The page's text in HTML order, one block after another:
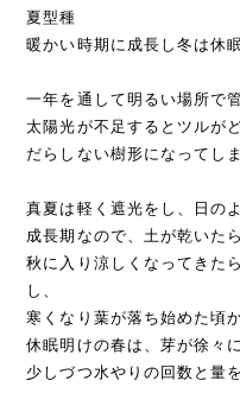
夏型種
暖かい時期に成長し冬は休
一年を通して明るい場所で
太陽光が不足するとツルが
だらしない樹形になってし
真夏は軽く遮光をし、日の
成長期なので、土が乾いた
秋に入り涼しくなってきた
し、
寒くなり葉が落ち始めた頃
休眠明けの春は、芽が徐々
少しづつ水やりの回数と量